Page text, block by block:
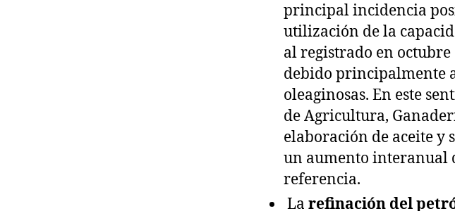
principal incidencia
utilización de la
al registrado en
debido principalmente
oleaginosas. En este
de Agricultura,
elaboración de aceite y
un aumento interanual
referencia.
La refinación del